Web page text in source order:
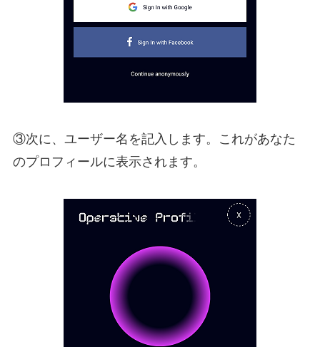
③次に、ユーザー名を記入します。これがあなた
のプロフィールに表示されます。